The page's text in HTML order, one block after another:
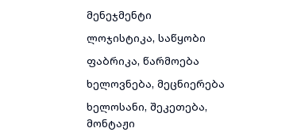
მენეჯმენტი
ლოჯისტიკა, საწყობი
ფაბრიკა, წარმოება
ხელოვნება, მეცნიერება
ხელოსანი, შეკეთება,
მონტაჟი